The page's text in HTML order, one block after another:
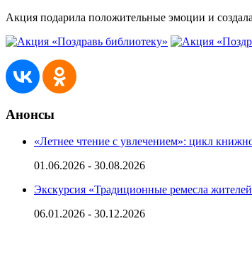
Акция подарила положительные эмоции и
Анонсы
«Летнее чтение с увлечением»: цикл
01.06.2026 - 30.08.2026
Экскурсия «Традиционные ремесла
06.01.2026 - 30.12.2026